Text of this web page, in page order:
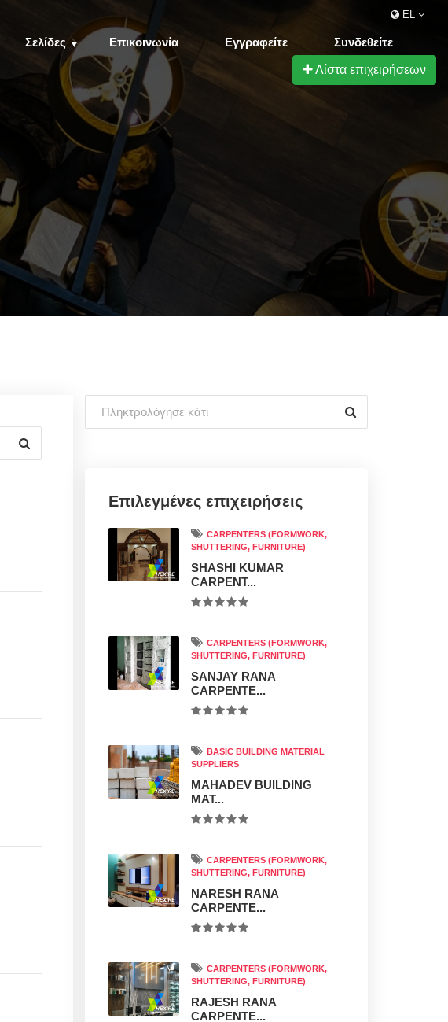
EL
Σελίδες Επικοινωνία Εγγραφείτε Συνδεθείτε
Λίστα επιχειρήσεων
Επιλεγμένες επιχειρήσεις
CARPENTERS (FORMWORK,
SHUTTERING, FURNITURE)
SHASHI KUMAR
CARPENT...
CARPENTERS (FORMWORK,
SHUTTERING, FURNITURE)
SANJAY RANA
CARPENTE...
BASIC BUILDING MATERIAL
SUPPLIERS
MAHADEV BUILDING
MAT...
CARPENTERS (FORMWORK,
SHUTTERING, FURNITURE)
NARESH RANA
CARPENTE...
CARPENTERS (FORMWORK,
SHUTTERING, FURNITURE)
RAJESH RANA
CARPENTE...